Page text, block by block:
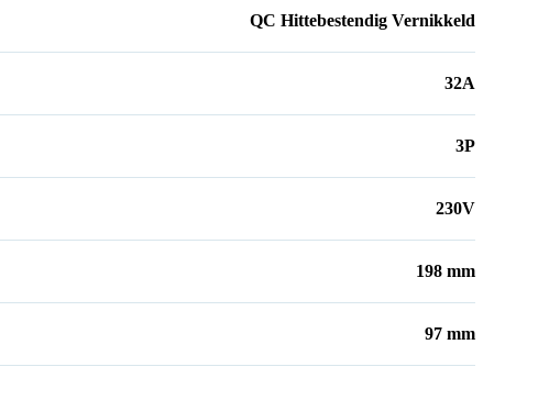
QC Hittebestendig Vernikkeld
32A
3P
230V
198 mm
97 mm